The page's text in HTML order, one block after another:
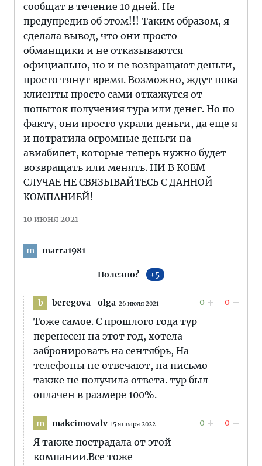
сообщат в течение 10 дней. Не
предупредив об этом!!! Таким образом, я
сделала вывод, что они просто
обманщики и не отказываются
официально, но и не возвращают деньги,
просто тянут время. Возможно, ждут пока
клиенты просто сами откажутся от
попыток получения тура или денег. Но по
факту, они просто украли деньги, да еще я
и потратила огромные деньги на
авиабилет, которые теперь нужно будет
возвращать или менять. НИ В КОЕМ
СЛУЧАЕ НЕ СВЯЗЫВАЙТЕСЬ С ДАННОЙ
КОМПАНИЕЙ!
10 июня 2021
m marra1981
Полезно? 5
b beregova_olga 26 июля 2021 0 0
Тоже самое. С прошлого года тур
перенесен на этот год, хотела
забронировать на сентябрь, На
телефоны не отвечают, на письмо
также не получила ответа. тур был
оплачен в размере 100%.
m makcimovalv 15 января 2022 0 0
Я также пострадала от этой
компании.Все тоже